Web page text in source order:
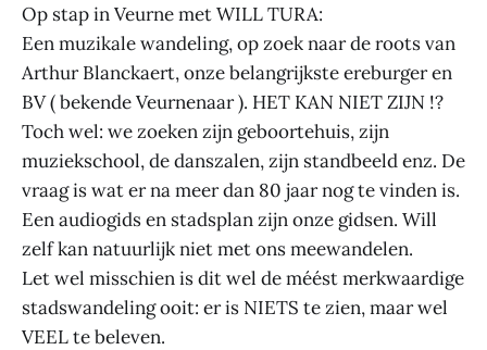
Op stap in Veurne met WILL TURA:
Een muzikale wandeling, op zoek naar de roots van
Arthur Blanckaert, onze belangrijkste ereburger en
BV ( bekende Veurnenaar ). HET KAN NIET ZIJN !?
Toch wel: we zoeken zijn geboortehuis, zijn
muziekschool, de danszalen, zijn standbeeld enz. De
vraag is wat er na meer dan 80 jaar nog te vinden is.
Een audiogids en stadsplan zijn onze gidsen. Will
zelf kan natuurlijk niet met ons meewandelen.
Let wel misschien is dit wel de méést merkwaardige
stadswandeling ooit: er is NIETS te zien, maar wel
VEEL te beleven.